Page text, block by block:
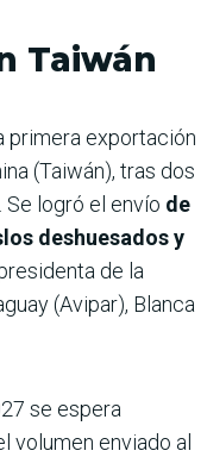
Taiwán
primera exportación
(Taiwán), tras dos
logró el envío de
deshuesados y
de la
(Avipar), Blanca
se espera
volumen enviado al